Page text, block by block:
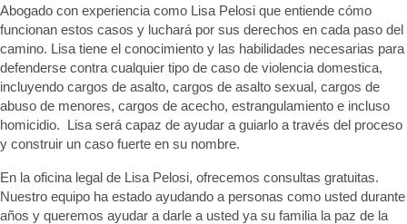
Abogado con experiencia como Lisa Pelosi que entiende cómo
funcionan estos casos y luchará por sus derechos en cada paso del
camino. Lisa tiene el conocimiento y las habilidades necesarias para
defenderse contra cualquier tipo de caso de violencia domestica,
incluyendo cargos de asalto, cargos de asalto sexual, cargos de
abuso de menores, cargos de acecho, estrangulamiento e incluso
homicidio. Lisa será capaz de ayudar a guiarlo a través del proceso
y construir un caso fuerte en su nombre.
En la oficina legal de Lisa Pelosi, ofrecemos consultas gratuitas.
Nuestro equipo ha estado ayudando a personas como usted durante
años y queremos ayudar a darle a usted ya su familia la paz de la